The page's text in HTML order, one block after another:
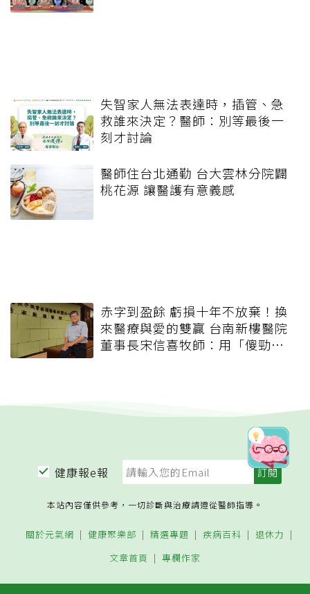
失智家人無法表達時，插管、急
救誰來決定？醫師：別等最後一
刻才討論
醫師住台北通勤 台大雲林分院闢
桃花源 讓醫護有意義感
赤字到盈餘 虧損十年不放棄！換
來醫療與愛的雙贏 台南新樓醫院
董事長宋信喜牧師：用「傻勁」
健康報e報
本站內容僅供參考，一切診斷與治療請遵從醫師指導。
關於元氣網 健康聚樂部 精選專題 疾病百科
退休力
文章首頁
專欄作家